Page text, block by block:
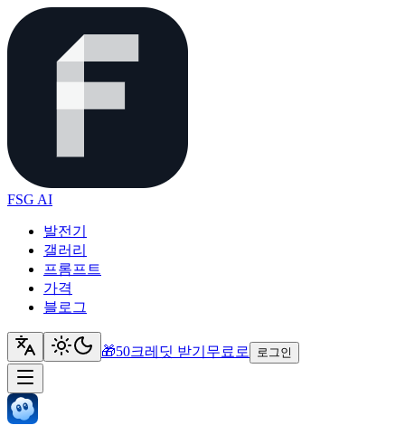
FSG AI
발전기
갤러리
프롬프트
가격
블로그
🎁50크레딧 받기 무료로 로그인